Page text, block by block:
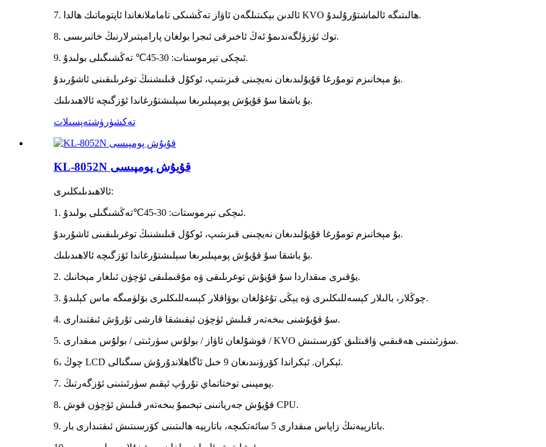
7. ئالدىن بېكىتىلگەن ئاۋاز تەڭشىكى تاماملانغاندا ئاپتوماتىك ھالدا KVO ھالىتىگە ئالماشتۇرۇلىدۇ.
8. توك ئۈزۈلگەندىمۇ ئەڭ ئاخىرقى ئىجرا بولغان پارامېتىرلارنىڭ خاتىرىسى.
9. ئىچكى تېرموستات: 30-45℃ تەڭشىگىلى بولىدۇ.
بۇ مېخانىزم تومۇرغا قۇيۇلىدىغان نەيچىنى قىزىتىپ، ئوكۇل قىلىشنىڭ توغرىلىقىنى ئاشۇرىدۇ.
بۇ باشقا سۇ قۇيۇش پومپىلىرىغا سېلىشتۇرغاندا ئۆزگىچە ئالاھىدىلىك.
تەكشۈرۈشتەپسىلات
KL-8052N قۇيۇش پومپىسى
ئالاھىدىلىكلىرى:
1. ئىچكى تېرموستات: 30-45 ℃ تەڭشىگىلى بولىدۇ.
بۇ مېخانىزم تومۇرغا قۇيۇلىدىغان نەيچىنى قىزىتىپ، ئوكۇل قىلىشنىڭ توغرىلىقىنى ئاشۇرىدۇ.
بۇ باشقا سۇ قۇيۇش پومپىلىرىغا سېلىشتۇرغاندا ئۆزگىچە ئالاھىدىلىك.
2. يۇقىرى مىقداردا سۇ قۇيۇش توغرىلىقى ۋە مۇقىملىقى ئۈچۈن ئىلغار مېخانىك.
3. چوڭلار، بالىلار كېسەللىكلىرى ۋە يېڭى تۇغۇلغان بوۋاقلار كېسەللىكلىرى بۆلۈمىگە ماس كېلىدۇ.
4. سۇ قۇيۇشنى بىخەتەر قىلىش ئۈچۈن ئېقىشقا قارشى تۇرۇش ئىقتىدارى.
5. قوشۇلغان ئاۋاز / بولۇس سۈرئىتى / بولۇس مىقدارى / KVO سۈرئىتىنى ھەقىقىي ۋاقىتلىق كۆرسىتىش.
6، چوڭ LCD ئېكران. ئېكراندا كۆرۈنىدىغان 9 خىل ئاگاھلاندۇرۇش سىگنالى.
7. پومپىنى توختاتماي تۇرۇپ ئېقىم سۈرئىتىنى ئۆزگەرتىڭ.
8. قۇيۇش جەريانىنى تېخىمۇ بىخەتەر قىلىش ئۈچۈن قوش CPU.
9. باتارېيەنىڭ زاپاس مىقدارى 5 سائەتكىچە، باتارېيە ھالىتىنى كۆرسىتىش ئىقتىدارى بار.